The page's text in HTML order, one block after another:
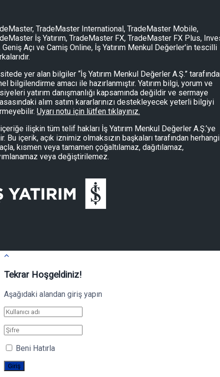
TradeMaster International, TradeMaster Mobile,
İş Yatırım, TradeMaster FX, TradeMaster FX Plus,
Geniş Açı ve Camiş Online, İş Yatırım Menkul Değerler'in tescilli
yer alan bilgiler “İş Yatırım Menkul Değerler A.Ş.”
bilgilendirme amacı ile hazırlanmıştır. Yatırım bilgi, yorum ve
yatırım danışmanlığı kapsamında değildir ve sermaye
alım satım kararlarınızı destekleyecek yeterli bilgiyi
Uyarı notu için lütfen tıklayınız.
ilişkin tüm telif hakları İş Yatırım Menkul Değerler A.Ş.’ye
Bu içerik, açık iznimiz olmaksızın başkaları tarafından
kısmen veya tamamen çoğaltılamaz, dağıtılamaz,
veya değiştirilemez.
Tekrar Hoşgeldiniz!
Aşağıdaki alandan giriş yapın
Beni Hatırla